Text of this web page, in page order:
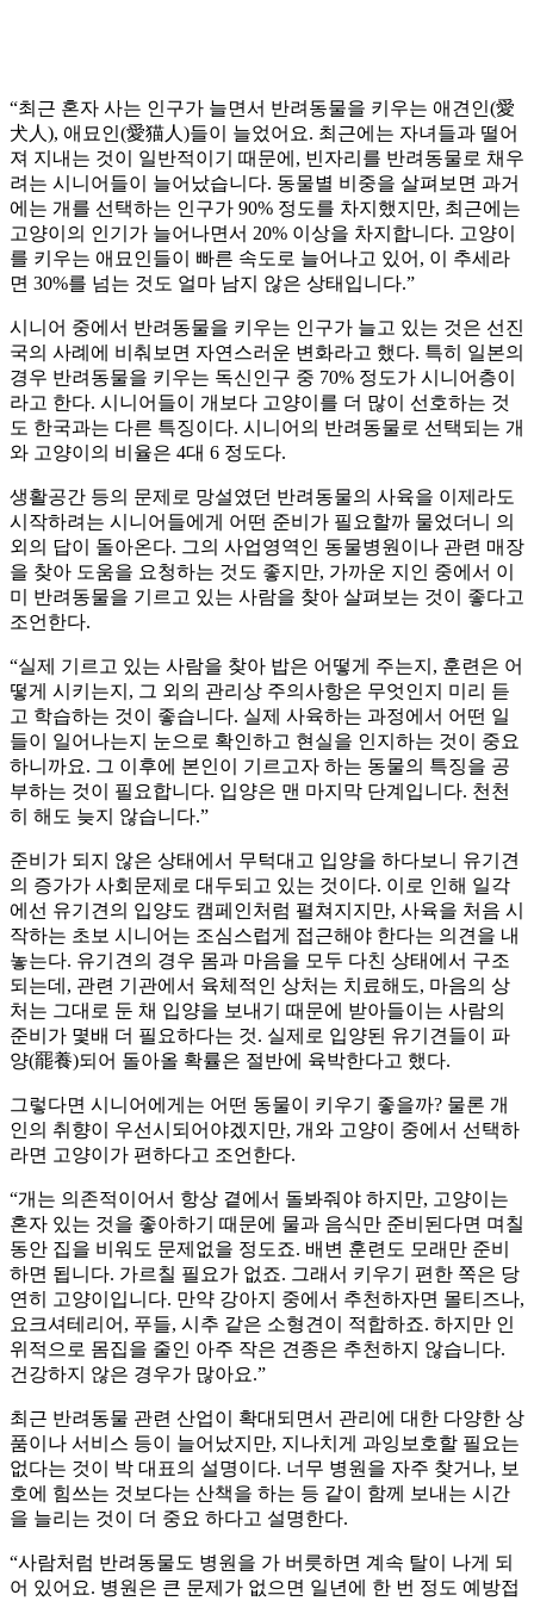
“최근 혼자 사는 인구가 늘면서 반려동물을 키우는 애견인(愛
犬人), 애묘인(愛猫人)들이 늘었어요. 최근에는 자녀들과 떨어
져 지내는 것이 일반적이기 때문에, 빈자리를 반려동물로 채우
려는 시니어들이 늘어났습니다. 동물별 비중을 살펴보면 과거
에는 개를 선택하는 인구가 90% 정도를 차지했지만, 최근에는
고양이의 인기가 늘어나면서 20% 이상을 차지합니다. 고양이
를 키우는 애묘인들이 빠른 속도로 늘어나고 있어, 이 추세라
면 30%를 넘는 것도 얼마 남지 않은 상태입니다.”
시니어 중에서 반려동물을 키우는 인구가 늘고 있는 것은 선진
국의 사례에 비춰보면 자연스러운 변화라고 했다. 특히 일본의
경우 반려동물을 키우는 독신인구 중 70% 정도가 시니어층이
라고 한다. 시니어들이 개보다 고양이를 더 많이 선호하는 것
도 한국과는 다른 특징이다. 시니어의 반려동물로 선택되는 개
와 고양이의 비율은 4대 6 정도다.
생활공간 등의 문제로 망설였던 반려동물의 사육을 이제라도
시작하려는 시니어들에게 어떤 준비가 필요할까 물었더니 의
외의 답이 돌아온다. 그의 사업영역인 동물병원이나 관련 매장
을 찾아 도움을 요청하는 것도 좋지만, 가까운 지인 중에서 이
미 반려동물을 기르고 있는 사람을 찾아 살펴보는 것이 좋다고
조언한다.
“실제 기르고 있는 사람을 찾아 밥은 어떻게 주는지, 훈련은 어
떻게 시키는지, 그 외의 관리상 주의사항은 무엇인지 미리 듣
고 학습하는 것이 좋습니다. 실제 사육하는 과정에서 어떤 일
들이 일어나는지 눈으로 확인하고 현실을 인지하는 것이 중요
하니까요. 그 이후에 본인이 기르고자 하는 동물의 특징을 공
부하는 것이 필요합니다. 입양은 맨 마지막 단계입니다. 천천
히 해도 늦지 않습니다.”
준비가 되지 않은 상태에서 무턱대고 입양을 하다보니 유기견
의 증가가 사회문제로 대두되고 있는 것이다. 이로 인해 일각
에선 유기견의 입양도 캠페인처럼 펼쳐지지만, 사육을 처음 시
작하는 초보 시니어는 조심스럽게 접근해야 한다는 의견을 내
놓는다. 유기견의 경우 몸과 마음을 모두 다친 상태에서 구조
되는데, 관련 기관에서 육체적인 상처는 치료해도, 마음의 상
처는 그대로 둔 채 입양을 보내기 때문에 받아들이는 사람의
준비가 몇배 더 필요하다는 것. 실제로 입양된 유기견들이 파
양(罷養)되어 돌아올 확률은 절반에 육박한다고 했다.
그렇다면 시니어에게는 어떤 동물이 키우기 좋을까? 물론 개
인의 취향이 우선시되어야겠지만, 개와 고양이 중에서 선택하
라면 고양이가 편하다고 조언한다.
“개는 의존적이어서 항상 곁에서 돌봐줘야 하지만, 고양이는
혼자 있는 것을 좋아하기 때문에 물과 음식만 준비된다면 며칠
동안 집을 비워도 문제없을 정도죠. 배변 훈련도 모래만 준비
하면 됩니다. 가르칠 필요가 없죠. 그래서 키우기 편한 쪽은 당
연히 고양이입니다. 만약 강아지 중에서 추천하자면 몰티즈나,
요크셔테리어, 푸들, 시추 같은 소형견이 적합하죠. 하지만 인
위적으로 몸집을 줄인 아주 작은 견종은 추천하지 않습니다.
건강하지 않은 경우가 많아요.”
최근 반려동물 관련 산업이 확대되면서 관리에 대한 다양한 상
품이나 서비스 등이 늘어났지만, 지나치게 과잉보호할 필요는
없다는 것이 박 대표의 설명이다. 너무 병원을 자주 찾거나, 보
호에 힘쓰는 것보다는 산책을 하는 등 같이 함께 보내는 시간
을 늘리는 것이 더 중요 하다고 설명한다.
“사람처럼 반려동물도 병원을 가 버릇하면 계속 탈이 나게 되
어 있어요. 병원은 큰 문제가 없으면 일년에 한 번 정도 예방접